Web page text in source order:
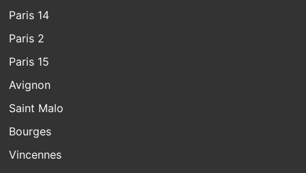
Paris 14
Paris 2
Paris 15
Avignon
Saint Malo
Bourges
Vincennes